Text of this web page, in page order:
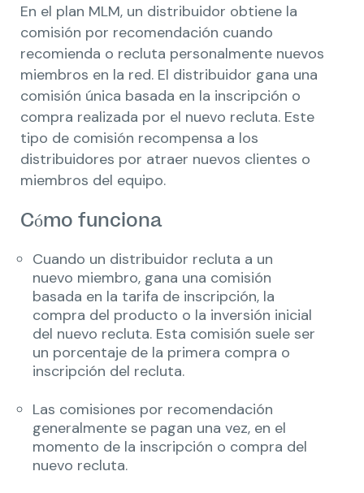
En el plan MLM, un distribuidor obtiene la
comisión por recomendación cuando
recomienda o recluta personalmente nuevos
miembros en la red. El distribuidor gana una
comisión única basada en la inscripción o
compra realizada por el nuevo recluta. Este
tipo de comisión recompensa a los
distribuidores por atraer nuevos clientes o
miembros del equipo.
Cómo funciona
Cuando un distribuidor recluta a un
nuevo miembro, gana una comisión
basada en la tarifa de inscripción, la
compra del producto o la inversión inicial
del nuevo recluta. Esta comisión suele ser
un porcentaje de la primera compra o
inscripción del recluta.
Las comisiones por recomendación
generalmente se pagan una vez, en el
momento de la inscripción o compra del
nuevo recluta.